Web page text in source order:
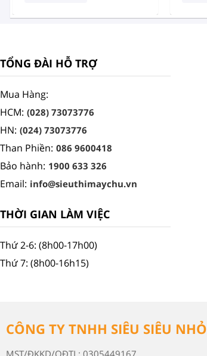
TỔNG ĐÀI HỖ TRỢ
Mua Hàng:
HCM: (028) 73073776
HN: (024) 73073776
Than Phiền: 086 9600418
Bảo hành: 1900 633 326
Email: info@sieuthimaychu.vn
THỜI GIAN LÀM VIỆC
Thứ 2-6: (8h00-17h00)
Thứ 7: (8h00-16h15)
CÔNG TY TNHH SIÊU SIÊU NHỎ
MST/ĐKKD/QĐTL: 0305449167